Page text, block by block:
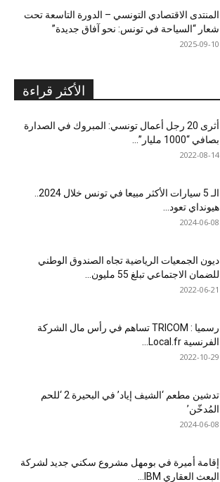
المنتدى الاقتصادي التونسي – الدورة التاسعة تحت
شعار “السياحة في تونس: نحو آفاق جديدة”
2025-09-10
الأكثر قراءة
أثرى 20 رجل أعمال تونسي: المبروك في الصدارة
بصافي “1000 مليار”...
2022-08-14
هيونداي تعود...
2024-06-08
ديون الجمعيات الرياضية تجاه الصندوق الوطني
للضمان الاجتماعي تبلغ 55 مليون...
2022-06-21
رسميا : TRICOM تساهم في رأس مال الشركة
الفرنسية Local.fr...
2022-10-29
تدشين مطعم ‘الشيف إياد’ في البحيرة 2 ‘للحم
المُدخّن’
2024-06-08
إقامة أميرة في بومهل مشروع سكني جديد لشركة
البعث العقاري IBM...